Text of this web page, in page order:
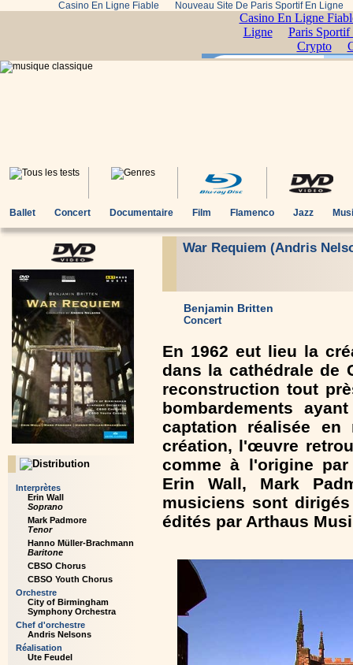
Casino En Ligne Fiable Nouveau Site De Paris Sportif En Ligne
Ballet Concert Documentaire Film Flamenco Jazz
Interprètes
Erin Wall
Soprano
Mark Padmore
Tenor
Hanno Müller-Brachmann
Baritone
CBSO Chorus
CBSO Youth Chorus
Orchestre
City of Birmingham
Symphony Orchestra
Chef d'orchestre
Andris Nelsons
Réalisation
Ute Feudel
War Requiem (Andris
Benjamin Britten
Concert
En 1962 eut lieu la
dans la cathédrale de
reconstruction tout
bombardements
captation réalisée
création, l'œuvre
comme à l'origine par
Erin Wall, Mark
musiciens sont
édités par Arthaus